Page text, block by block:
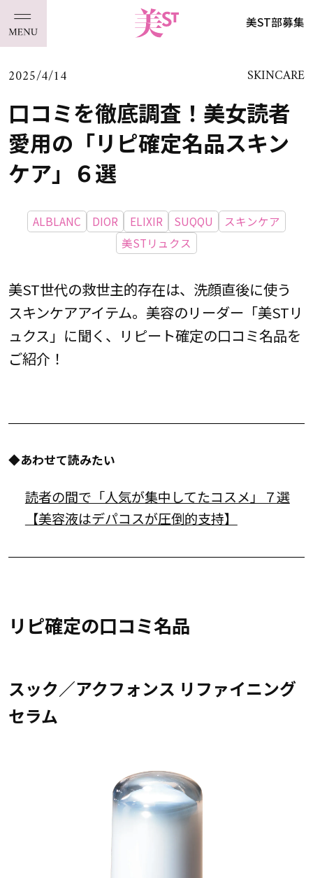
美ST部募集
2025/4/14 SKINCARE
口コミを徹底調査！美女読者
愛用の「リピ確定名品スキン
ケア」６選
ALBLANC DIOR ELIXIR SUQQU
スキンケア
美STリュクス
美ST世代の救世主的存在は、洗顔直後に使う
スキンケアアイテム。美容のリーダー「美STリ
ュクス」に聞く、リピート確定の口コミ名品を
ご紹介！
◆あわせて読みたい
読者の間で「人気が集中してたコスメ」７選
【美容液はデパコスが圧倒的支持】
リピ確定の口コミ名品
スック／アクフォンス リファイニング
セラム